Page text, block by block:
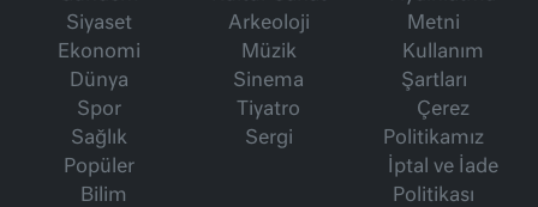
Siyaset
Ekonomi
Dünya
Spor
Sağlık
Popüler
Bilim
Arkeoloji
Müzik
Sinema
Tiyatro
Sergi
Metni
Kullanım
Şartları
Çerez
Politikamız
İptal ve İade
Politikası